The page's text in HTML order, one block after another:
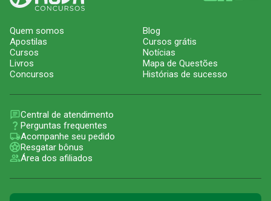
Quem somos
Apostilas
Cursos
Livros
Concursos
Blog
Cursos grátis
Notícias
Mapa de Questões
Histórias de sucesso
Central de atendimento
Perguntas frequentes
Acompanhe seu pedido
Resgatar bônus
Área dos afiliados